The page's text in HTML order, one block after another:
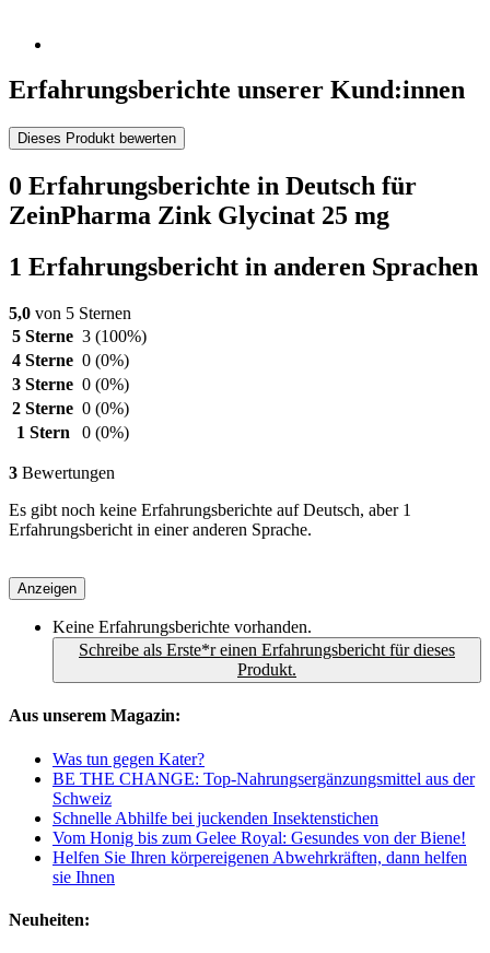
Erfahrungsberichte unserer Kund:innen
Dieses Produkt bewerten
0 Erfahrungsberichte in Deutsch für
ZeinPharma Zink Glycinat 25 mg
1 Erfahrungsbericht in anderen Sprachen
5,0 von 5 Sternen
5 Sterne 3 (100%)
4 Sterne 0 (0%)
3 Sterne 0 (0%)
2 Sterne 0 (0%)
1 Stern
0 (0%)
3 Bewertungen
Es gibt noch keine Erfahrungsberichte auf Deutsch, aber 1
Erfahrungsbericht in einer anderen Sprache.
Anzeigen
Keine Erfahrungsberichte vorhanden.
Schreibe als Erste*r einen Erfahrungsbericht für dieses
Produkt.
Aus unserem Magazin:
Was tun gegen Kater?
BE THE CHANGE: Top-Nahrungsergänzungsmittel aus der
Schweiz
Schnelle Abhilfe bei juckenden Insektenstichen
Vom Honig bis zum Gelee Royal: Gesundes von der Biene!
Helfen Sie Ihren körpereigenen Abwehrkräften, dann helfen
sie Ihnen
Neuheiten: